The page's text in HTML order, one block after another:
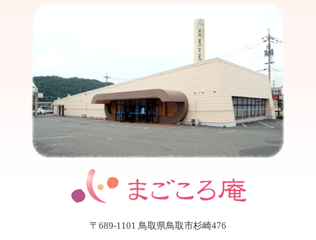
〒689-1101 鳥取県鳥取市杉崎476